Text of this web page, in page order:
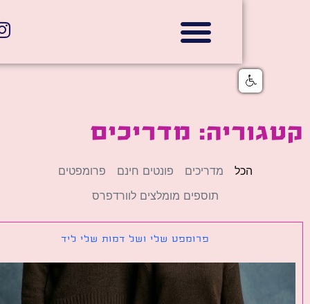
מדריכים
מדריכים פונטים חינם
פרומפטים
תוספים מומלצים לוורדפרס
פרומפט שלי ושל דמות שלי ליד